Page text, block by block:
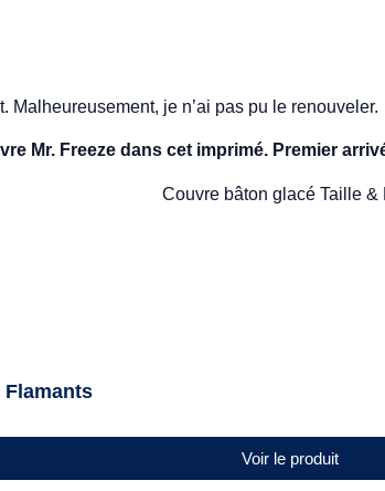
je n’ai pas pu le renouveler.
Mr. Freeze dans cet imprimé. Premier
Flamants
Voir le produit